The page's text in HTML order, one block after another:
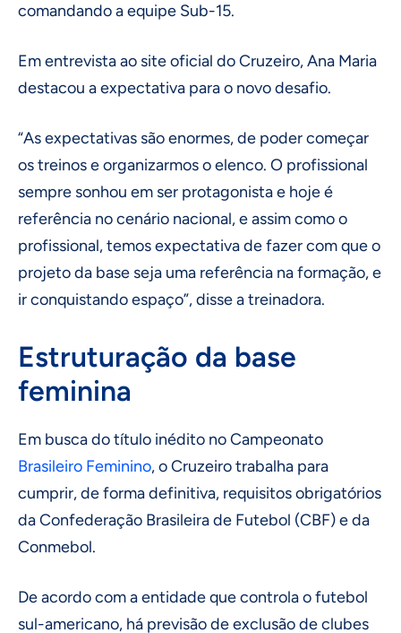
comandando a equipe Sub-15.
Em entrevista ao site oficial do Cruzeiro, Ana Maria
destacou a expectativa para o novo desafio.
“As expectativas são enormes, de poder começar
os treinos e organizarmos o elenco. O profissional
sempre sonhou em ser protagonista e hoje é
referência no cenário nacional, e assim como o
profissional, temos expectativa de fazer com que o
projeto da base seja uma referência na formação, e
ir conquistando espaço”, disse a treinadora.
Estruturação da base
feminina
Em busca do título inédito no Campeonato
Brasileiro Feminino, o Cruzeiro trabalha para
cumprir, de forma definitiva, requisitos obrigatórios
da Confederação Brasileira de Futebol (CBF) e da
Conmebol.
De acordo com a entidade que controla o futebol
sul-americano, há previsão de exclusão de clubes